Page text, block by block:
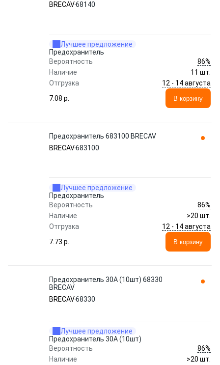
BRECAV68140
Лучшее предложение
Предохранитель
Вероятность
86%
Наличие
11 шт.
Отгрузка
12 - 14 августа
7.08 p.
В корзину
Предохранитель 683100 BRECAV
BRECAV683100
Лучшее предложение
Предохранитель
Вероятность
86%
Наличие
>20 шт.
Отгрузка
12 - 14 августа
7.73 p.
В корзину
Предохранитель 30A (10шт) 68330
BRECAV
BRECAV68330
Лучшее предложение
Предохранитель 30A (10шт)
Вероятность
86%
Наличие
>20 шт.